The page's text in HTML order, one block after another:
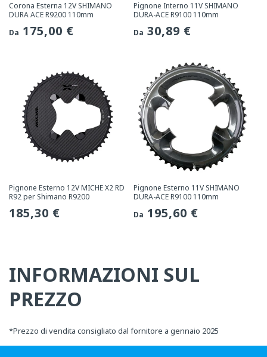
Corona Esterna 12V SHIMANO
DURA ACE R9200 110mm
Prezzo
Da 175,00 €
Pignone Interno 11V SHIMANO
DURA-ACE R9100 110mm
Prezzo
Da 30,89 €
Pignone Esterno 12V MICHE X2 RD
R92 per Shimano R9200
Prezzo
185,30 €
Pignone Esterno 11V SHIMANO
DURA-ACE R9100 110mm
Prezzo
Da 195,60 €
INFORMAZIONI SUL
PREZZO
*Prezzo di vendita consigliato dal fornitore a gennaio 2025